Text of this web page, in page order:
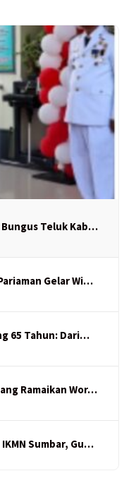
Teluk Kab…
Gelar Wi…
65 Tahun: Dari…
Ramaikan Wor…
Sumbar, Gu…